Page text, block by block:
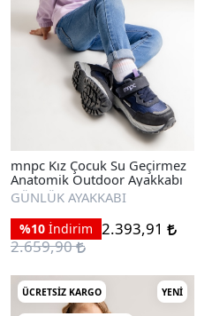
mnpc Kız Çocuk Su Geçirmez
Anatomik Outdoor Ayakkabı
GÜNLÜK AYAKKABI
%10 İndirim 2.393,91
2.659,90
ÜCRETSIZ KARGO YENI